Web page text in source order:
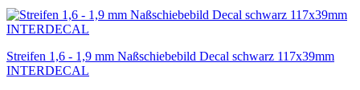
Streifen 1,6 - 1,9 mm Naßschiebebild Decal schwarz 117x39mm
INTERDECAL